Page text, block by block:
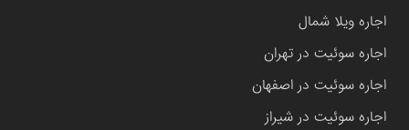
اجاره ویلا شمال
اجاره سوئیت در تهران
اجاره سوئیت در اصفهان
اجاره سوئیت در شیراز